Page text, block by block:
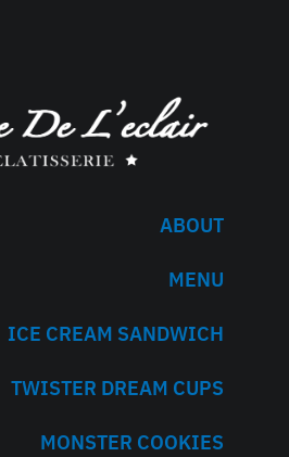
ABOUT
MENU
ICE CREAM SANDWICH
TWISTER DREAM CUPS
MONSTER COOKIES